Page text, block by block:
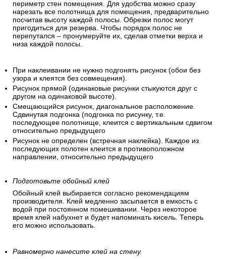
периметр стен помещения. Для удобства можно сразу
нарезать все полотнища для помещения, предварительно
посчитав высоту каждой полосы. Обрезки полос могут
пригодиться для резерва. Чтобы порядок полос не
перепутался – пронумеруйте их, сделав отметки верха и
низа каждой полосы.
При наклеивании не нужно подгонять рисунок (обои без
узора и клеятся без совмещения).
Рисунок прямой (одинаковые рисунки стыкуются друг с
другом на одинаковой высоте).
Смещающийся рисунок, диагональное расположение.
Сдвинутая подгонка (подгонка по рисунку, т.е.
последующее полотнище, клеится с вертикальным сдвигом
относительно предыдущего
Рисунок не определен (встречная наклейка). Каждое из
последующих полотен клеится в противоположном
направлении, относительно предыдущего
Подготовьте обойный клей
Обойный клей выбирается согласно рекомендациям
производителя. Клей медленно засыпается в емкость с
водой при постоянном помешивании. Через некоторое
время клей набухнет и будет напоминать кисель. Теперь
его можно использовать.
Равномерно нанесите клей на стену.